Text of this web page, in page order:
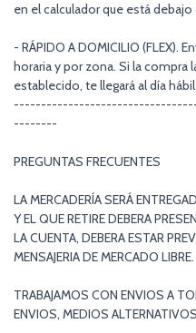
en el calculador que está
- RÁPIDO A DOMICILIO (FLEX).
horaria y por zona. Si la compra
establecido, te llegará al día
--------
PREGUNTAS FRECUENTES
LA MERCADERÍA SERÁ
Y EL QUE RETIRE DEBERA
LA CUENTA, DEBERA ESTAR
MENSAJERIA DE MERCADO LIBRE.
TRABAJAMOS CON ENVIOS A
ENVIOS, MEDIOS